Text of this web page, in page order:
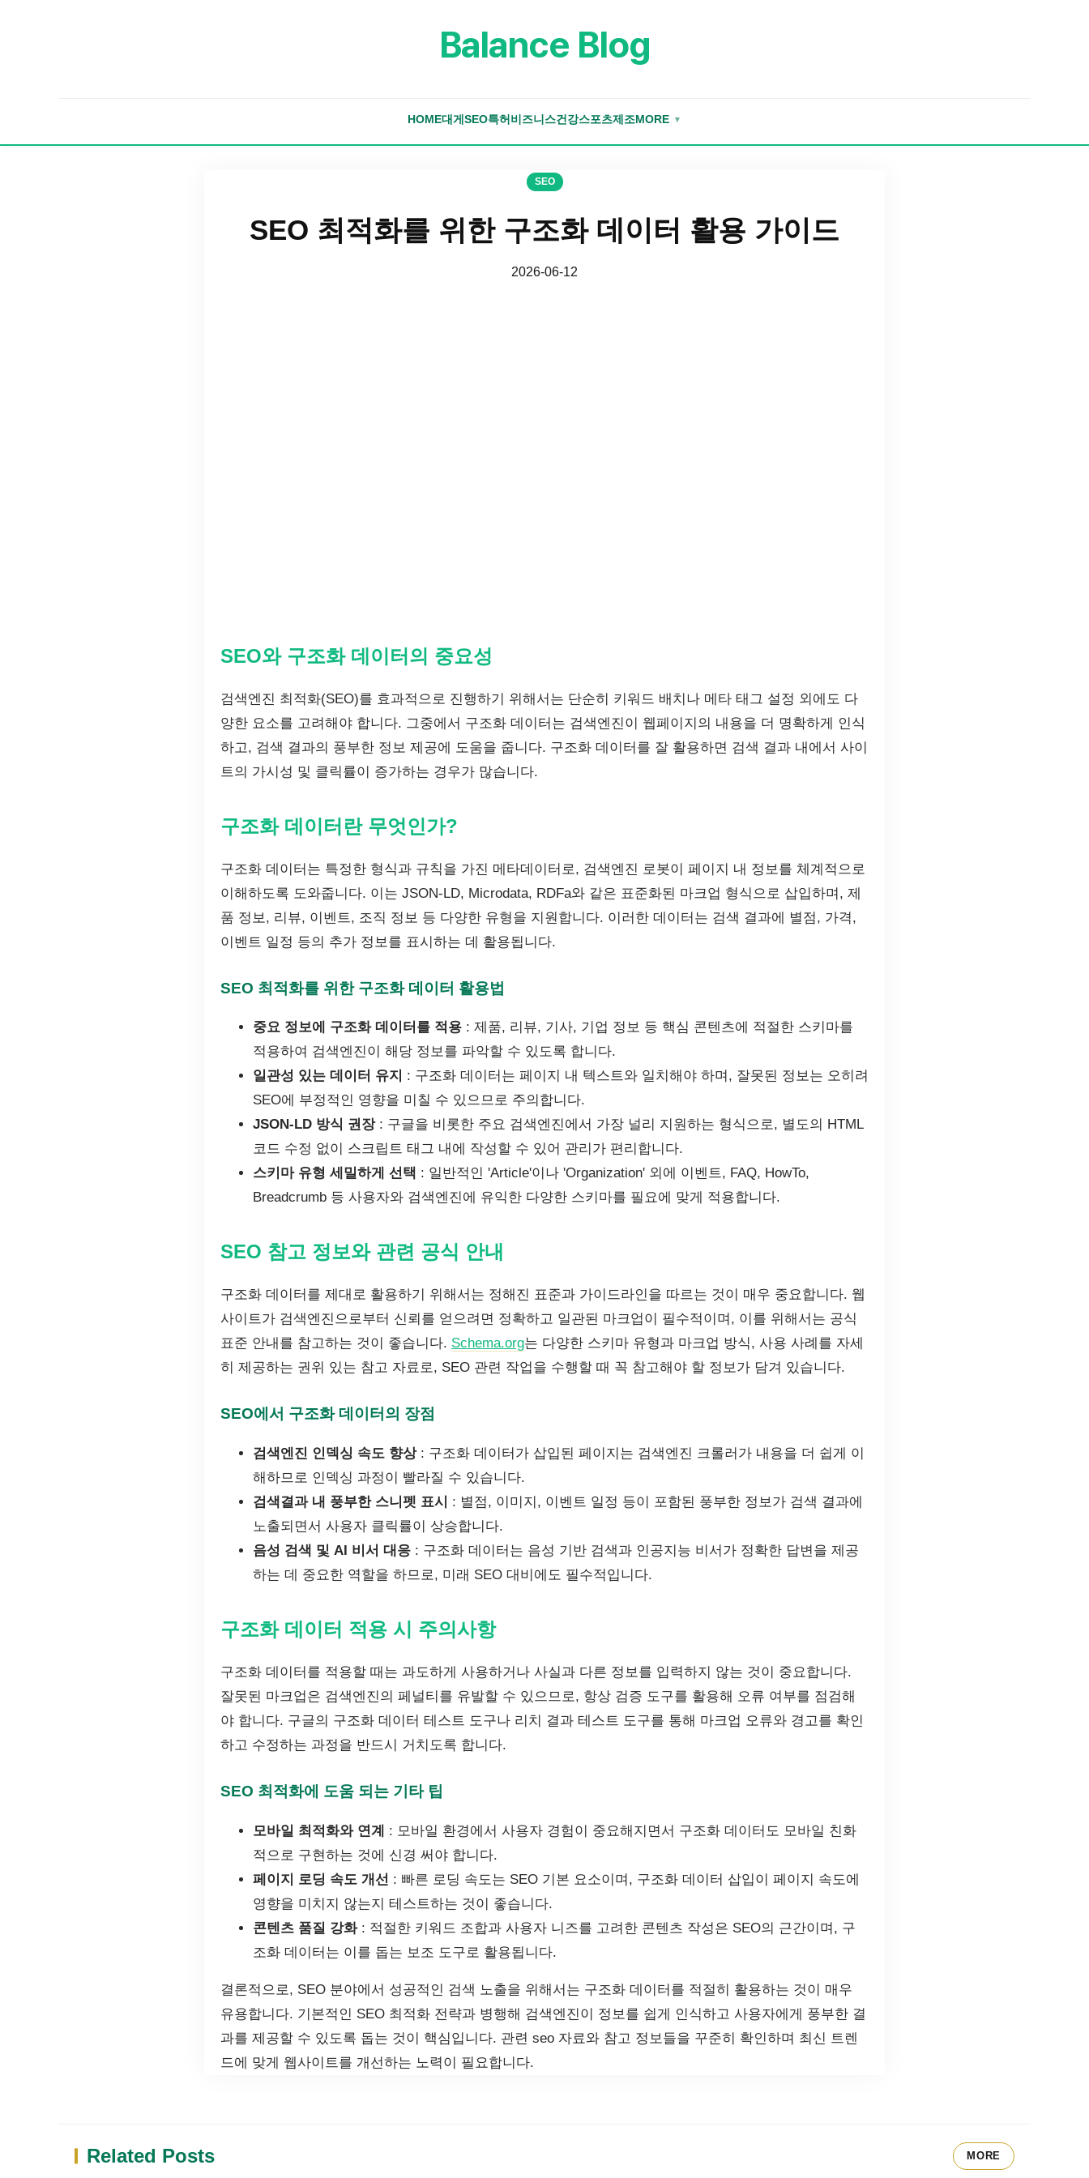
Balance Blog
HOME대게 SEO특허 비즈니스건강스포츠제조MORE ▼
SEO
SEO 최적화를 위한 구조화 데이터 활용 가이드
2026-06-12
SEO와 구조화 데이터의 중요성
검색엔진 최적화(SEO)를 효과적으로 진행하기 위해서는 단순히 키워드 배치나 메타 태그 설정 외에도 다
양한 요소를 고려해야 합니다. 그중에서 구조화 데이터는 검색엔진이 웹페이지의 내용을 더 명확하게 인식
하고, 검색 결과의 풍부한 정보 제공에 도움을 줍니다. 구조화 데이터를 잘 활용하면 검색 결과 내에서 사이
트의 가시성 및 클릭률이 증가하는 경우가 많습니다.
구조화 데이터란 무엇인가?
구조화 데이터는 특정한 형식과 규칙을 가진 메타데이터로, 검색엔진 로봇이 페이지 내 정보를 체계적으로
이해하도록 도와줍니다. 이는 JSON-LD, Microdata, RDFa와 같은 표준화된 마크업 형식으로 삽입하며, 제
품 정보, 리뷰, 이벤트, 조직 정보 등 다양한 유형을 지원합니다. 이러한 데이터는 검색 결과에 별점, 가격,
이벤트 일정 등의 추가 정보를 표시하는 데 활용됩니다.
SEO 최적화를 위한 구조화 데이터 활용법
중요 정보에 구조화 데이터를 적용 : 제품, 리뷰, 기사, 기업 정보 등 핵심 콘텐츠에 적절한 스키마를
적용하여 검색엔진이 해당 정보를 파악할 수 있도록 합니다.
일관성 있는 데이터 유지 : 구조화 데이터는 페이지 내 텍스트와 일치해야 하며, 잘못된 정보는 오히려
SEO에 부정적인 영향을 미칠 수 있으므로 주의합니다.
JSON-LD 방식 권장: 구글을 비롯한 주요 검색엔진에서 가장 널리 지원하는 형식으로, 별도의 HTML
코드 수정 없이 스크립트 태그 내에 작성할 수 있어 관리가 편리합니다.
스키마 유형 세밀하게 선택 : 일반적인 'Article'이나 'Organization' 외에 이벤트, FAQ, HowTo,
Breadcrumb 등 사용자와 검색엔진에 유익한 다양한 스키마를 필요에 맞게 적용합니다.
SEO 참고 정보와 관련 공식 안내
구조화 데이터를 제대로 활용하기 위해서는 정해진 표준과 가이드라인을 따르는 것이 매우 중요합니다. 웹
사이트가 검색엔진으로부터 신뢰를 얻으려면 정확하고 일관된 마크업이 필수적이며, 이를 위해서는 공식
표준 안내를 참고하는 것이 좋습니다. Schema.org는 다양한 스키마 유형과 마크업 방식, 사용 사례를 자세
히 제공하는 권위 있는 참고 자료로, SEO 관련 작업을 수행할 때 꼭 참고해야 할 정보가 담겨 있습니다.
SEO에서 구조화 데이터의 장점
검색엔진 인덱싱 속도 향상: 구조화 데이터가 삽입된 페이지는 검색엔진 크롤러가 내용을 더 쉽게 이
해하므로 인덱싱 과정이 빨라질 수 있습니다.
검색결과 내 풍부한 스니펫 표시
: 별점, 이미지, 이벤트 일정 등이 포함된 풍부한 정보가 검색 결과에
노출되면서 사용자 클릭률이 상승합니다.
음성 검색 및 AI 비서 대응 : 구조화 데이터는 음성 기반 검색과 인공지능 비서가 정확한 답변을 제공
하는 데 중요한 역할을 하므로, 미래 SEO 대비에도 필수적입니다.
구조화 데이터 적용 시 주의사항
구조화 데이터를 적용할 때는 과도하게 사용하거나 사실과 다른 정보를 입력하지 않는 것이 중요합니다.
잘못된 마크업은 검색엔진의 페널티를 유발할 수 있으므로, 항상 검증 도구를 활용해 오류 여부를 점검해
야 합니다. 구글의 구조화 데이터 테스트 도구나 리치 결과 테스트 도구를 통해 마크업 오류와 경고를 확인
하고 수정하는 과정을 반드시 거치도록 합니다.
SEO 최적화에 도움 되는 기타 팁
모바일 최적화와 연계
: 모바일 환경에서 사용자 경험이 중요해지면서 구조화 데이터도 모바일 친화
적으로 구현하는 것에 신경 써야 합니다.
페이지 로딩 속도 개선 : 빠른 로딩 속도는 SEO 기본 요소이며, 구조화 데이터 삽입이 페이지 속도에
영향을 미치지 않는지 테스트하는 것이 좋습니다.
콘텐츠 품질 강화: 적절한 키워드 조합과 사용자 니즈를 고려한 콘텐츠 작성은 SEO의 근간이며, 구
조화 데이터는 이를 돕는 보조 도구로 활용됩니다.
결론적으로, SEO 분야에서 성공적인 검색 노출을 위해서는 구조화 데이터를 적절히 활용하는 것이 매우
유용합니다. 기본적인 SEO 최적화 전략과 병행해 검색엔진이 정보를 쉽게 인식하고 사용자에게 풍부한 결
과를 제공할 수 있도록 돕는 것이 핵심입니다. 관련 seo 자료와 참고 정보들을 꾸준히 확인하며 최신 트렌
드에 맞게 웹사이트를 개선하는 노력이 필요합니다.
Related Posts MORE